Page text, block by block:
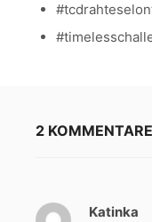
2 KOMMENTARE
Katinka